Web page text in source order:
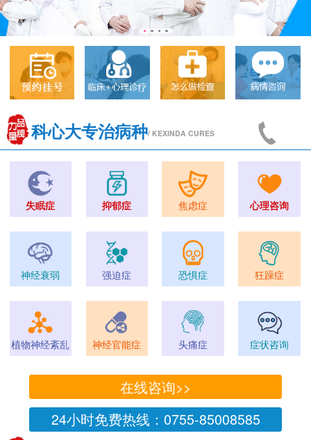
科心大专治病种/ KEXINDA CURES
失眠症 抑郁症 焦虑症 心理咨询
神经衰弱 强迫症 恐惧症 狂躁症
植物神经紊乱 神经官能症 头痛症 症状咨询
在线咨询>>
24小时免费热线：0755-85008585